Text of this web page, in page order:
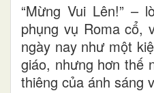
“Mừng Vui Lên!” –
phụng vụ Roma cổ,
ngày nay như một
giáo, nhưng hơn thế
thiêng của ánh sáng